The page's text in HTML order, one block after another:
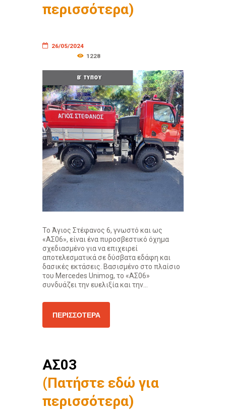
περισσότερα)
26/05/2024
1228
Το Άγιος Στέφανος 6, γνωστό και ως
«ΑΣ06», είναι ένα πυροσβεστικό όχημα
σχεδιασμένο για να επιχειρεί
αποτελεσματικά σε δύσβατα εδάφη και
δασικές εκτάσεις. Βασισμένο στο πλαίσιο
του Mercedes Unimog, το «ΑΣ06»
συνδυάζει την ευελιξία και την...
ΠΕΡΙΣΣΌΤΕΡΑ
ΑΣ03
(Πατήστε εδώ για
περισσότερα)